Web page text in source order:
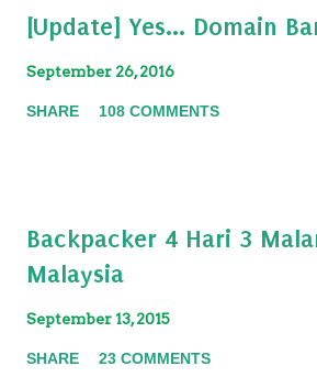
[Update] Yes... Domain
September 26, 2016
SHARE 108 COMMENTS
Backpacker 4 Hari 3
Malaysia
September 13, 2015
SHARE 23 COMMENTS